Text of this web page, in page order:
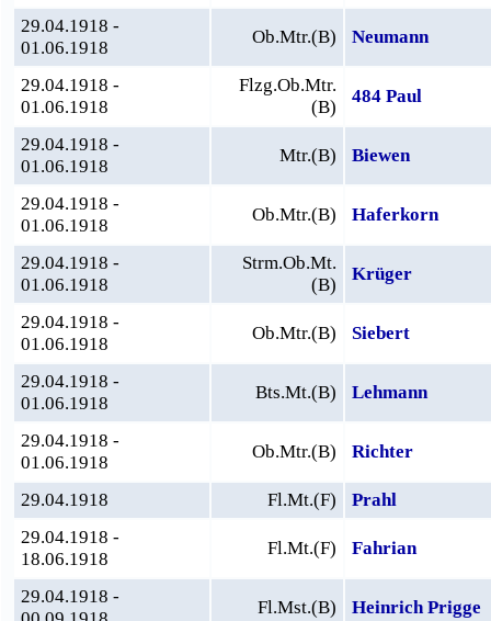
29.04.1918 -
01.06.1918
Ob.Mtr.(B) Neumann
29.04.1918 -
01.06.1918
Flzg.Ob.Mtr.
(B)
484 Paul
29.04.1918 -
01.06.1918
Mtr.(B) Biewen
29.04.1918 -
01.06.1918
Ob.Mtr.(B) Haferkorn
29.04.1918 -
01.06.1918
Strm.Ob.Mt.
(B)
Krüger
29.04.1918 -
01.06.1918
Ob.Mtr.(B) Siebert
29.04.1918 -
01.06.1918
Bts.Mt.(B) Lehmann
29.04.1918 -
01.06.1918
Ob.Mtr.(B) Richter
29.04.1918 Fl.Mt.(F)
Prahl
29.04.1918 -
18.06.1918
Fl.Mt.(F) Fahrian
29.04.1918 -
Fl.Mst.(B) Heinrich Prigge